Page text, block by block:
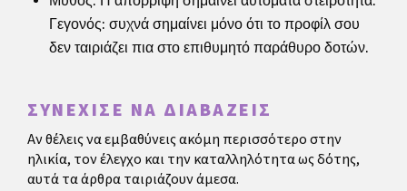
Γεγονός: συχνά σημαίνει μόνο ότι το προφίλ σου
δεν ταιριάζει πια στο επιθυμητό παράθυρο δοτών.
ΣΥΝΈΧΙΣΕ ΝΑ ΔΙΑΒΆΖΕΙΣ
Αν θέλεις να εμβαθύνεις ακόμη περισσότερο στην
ηλικία, τον έλεγχο και την καταλληλότητα ως δότης,
αυτά τα άρθρα ταιριάζουν άμεσα.